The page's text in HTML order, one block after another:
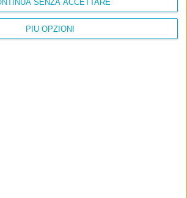
PIÙ OPZIONI
SENZA ACCETTARE